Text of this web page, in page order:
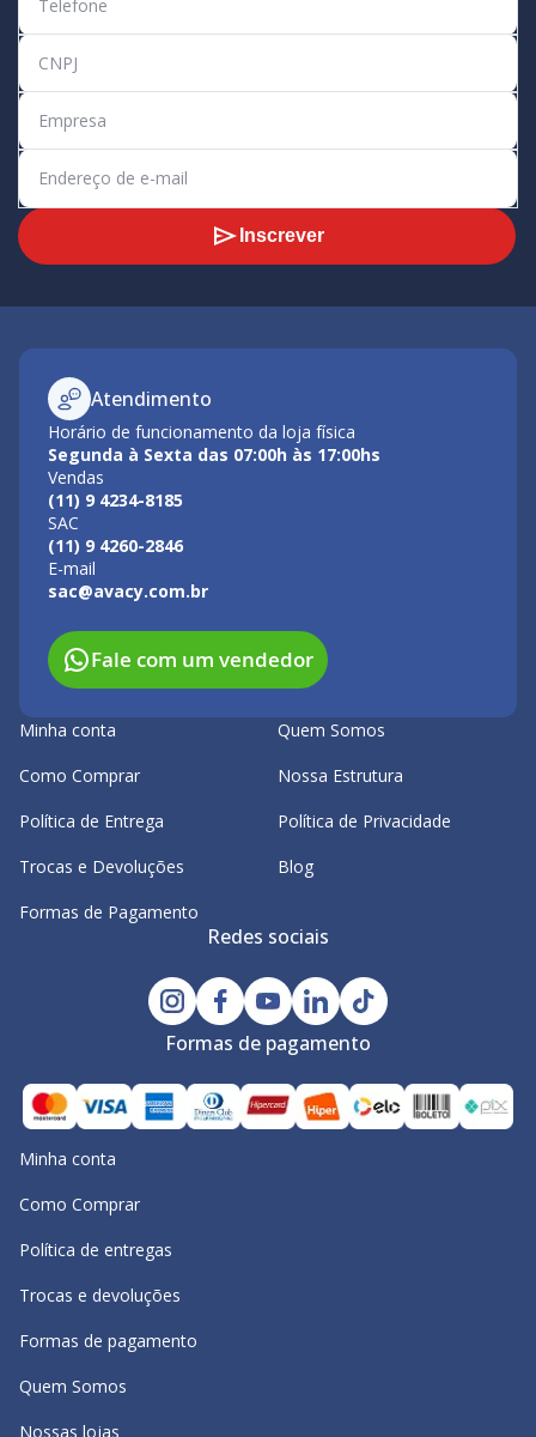
Inscrever
Atendimento
Horário de funcionamento da loja física
Segunda à Sexta das 07:00h às 17:00hs
Vendas
(11) 9 4234-8185
SAC
(11) 9 4260-2846
E-mail
sac@avacy.com.br
Fale com um vendedor
Minha conta
Como Comprar
Política de Entrega
Trocas e Devoluções
Formas de Pagamento
Quem Somos
Nossa Estrutura
Política de Privacidade
Blog
Redes sociais
Formas de pagamento
Minha conta
Como Comprar
Política de entregas
Trocas e devoluções
Formas de pagamento
Quem Somos
Nossas lojas